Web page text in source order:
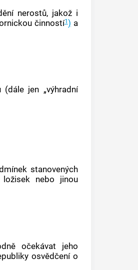
nerostů, jakož i
činností1) a
jen „výhradní
stanovených
ložisek nebo jinou
očekávat jeho
osvědčení o